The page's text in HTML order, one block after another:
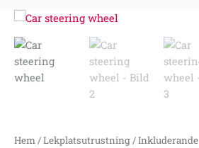
Hem/Lekplatsutrustning/Inkluderande
Car
steering
wheel
mängd